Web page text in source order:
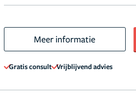
Meer informatie
Gratis consult Vrijblijvend advies